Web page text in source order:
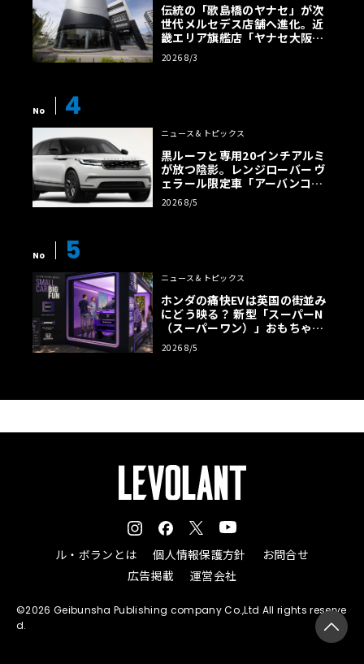
こうした強烈な動力を受け止めるシャシーも進化を遂げて
いる。デュアルチャンバー・エアサスペンションや、路面
する48Vアクティブ・アンチロール・コントロールなどを採
用している。さらに、ボディ構造には気流をインテリジェ
ントに導くポロシティ（porosity）哲学が取り入れられ、
ブレーキ時に最大120kgのダウンフォースを発生させるア
クティブ・リア・スポイラーなどの空力システムも搭載さ
れている。徹底した軽量化も図られており、エントリーモ
レ900」と比較して最大120kgの軽量化を実現している。
サステナビリティと英国的エレガンスの共存。2つのバ
リアントと価格
インテリアには、ドライバーに焦点を当てたLotus Hyper
はカーボンファイバーやアルカンターラ、画期的なアップ
伝統の「歌島橋のヤナセ」が次
世代メルセデス店舗へ進化。近
畿エリア旗艦店「ヤナセ大阪支
店」がリニューアル
2026 8/3
No 4
ニュース＆トピックス
黒ルーフと専用20インチアルミ
が放つ陰影。レンジローバー ヴ
ェラール限定車「アーバンコン
トラスト・エディション」登場
2026 8/5
No 5
ニュース＆トピックス
ホンダの痛快EVは英国の街並み
にどう映る？ 新型「スーパーN
（スーパーワン）」おもちゃ箱
ツアーの全貌
2026 8/5
ル・ボランとは 個人情報保護方針
お問合せ
広告掲載
運営会社
©2026 Geibunsha Publishing company Co.,Ltd All rights reserve
d.